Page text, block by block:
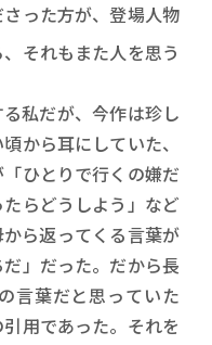
った方が、登場人物
それもまた人を思う
私だが、今作は珍し
から耳にしていた、
ひとりで行くの嫌だ
らどうしよう」など
ら返ってくる言葉が
だ」だった。だから長
言葉だと思っていた
用であった。それを